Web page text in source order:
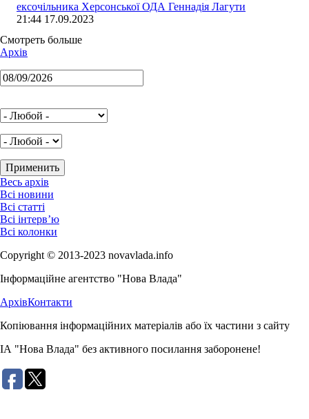
ексочільника Херсонської ОДА Геннадія Лагути
21:44 17.09.2023
Смотреть больше
Архів
Весь архів
Всі новини
Всі статті
Всі інтерв’ю
Всі колонки
Copyright © 2013-2023 novavlada.info
Інформаційне агентство "Нова Влада"
АрхівКонтакти
Копіювання інформаційних матеріалів або їх частини з сайту
ІА "Нова Влада" без активного посилання заборонене!